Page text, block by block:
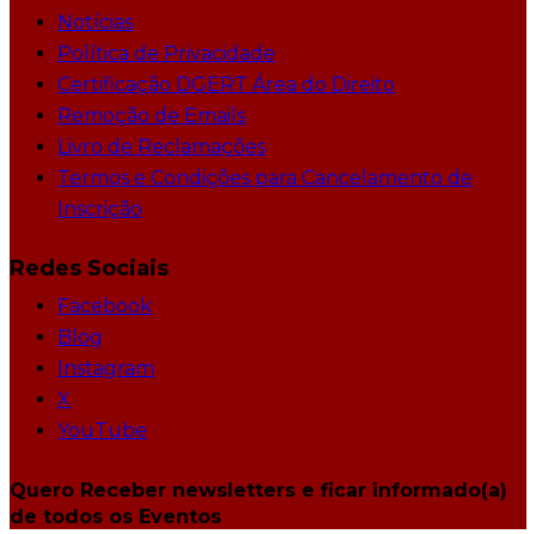
Notícias
Política de Privacidade
Certificação DGERT Área do Direito
Remoção de Emails
Livro de Reclamações
Termos e Condições para Cancelamento de
Inscrição
Redes Sociais
Facebook
Blog
Instagram
X
YouTube
Quero Receber newsletters e ficar informado(a)
de todos os Eventos